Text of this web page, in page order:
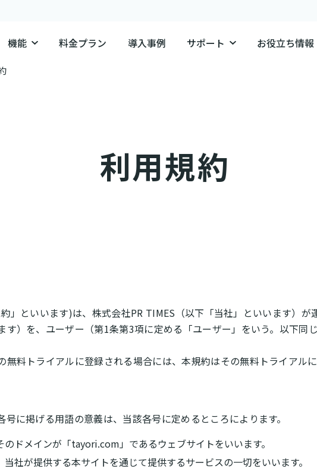
機能 料金プラン 導入事例 サポート お役立ち情報
利用規約
」といいます)は、株式会社PR TIMES（以下「当社」といいます）
す）を、ユーザー（第1条第3項に定める「ユーザー」をいう。以下同
無料トライアルに登録される場合には、本規約はその無料トライアルに
に掲げる用語の意義は、当該各号に定めるところによります。
のドメインが「tayori.com」であるウェブサイトをいいます。
当社が提供する本サイトを通じて提供するサービスの一切をいいます。